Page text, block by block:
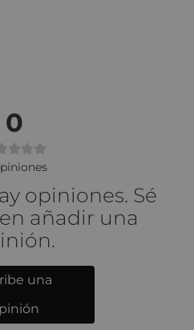
0
opiniones. Sé
añadir una
una